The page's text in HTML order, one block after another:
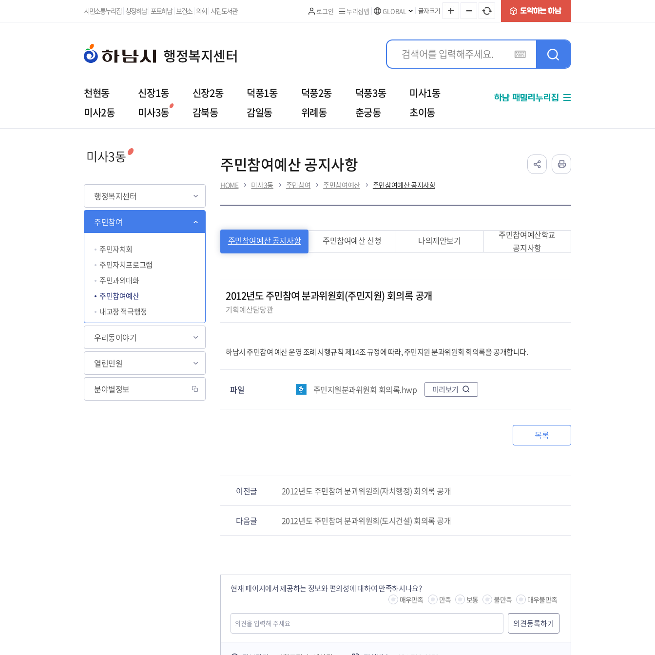
본문 바로가기
시민소통누리집 청정하남 포토하남 보건소 의회 시립도서관 로그인 누리집맵 GLOBAL 글자크기
행정복지센터
천현동 신장1동 신장2동 덕풍1동 덕풍2동 덕풍3동
미사1동
미사2동
미사3동
행정복지센터
감북동 감일동 위례동 춘궁동 초이동
하남 패밀리누리집
미사3동
행정복지센터
주민참여
주민자치회
주민자치프로그램
주민과의대화
주민참여예산
내고장 적극행정
우리동이야기
열린민원
분야별정보
주민참여예산 공지사항
HOME 미사3동 주민참여 주민참여예산 주민참여예산 공지사항
주민참여예산 공지사항 주민참여예산 신청 나의제안보기
주민참여예산학교
공지사항
2012년도 주민참여 분과위원회(주민지원) 회의록 공개
기획예산담당관
하남시 주민참여 예산 운영 조례 시행규칙 제14조 규정에 따라, 주민지원 분과위원회 회의록을 공개합니다.
파일 주민지원분과위원회 회의록.hwp 미리보기
목록
이전글 2012년도 주민참여 분과위원회(자치행정) 회의록 공개
다음글 2012년도 주민참여 분과위원회(도시건설) 회의록 공개
현재 페이지에서 제공하는 정보와 편의성에 대하여 만족하시나요?
매우만족 만족 보통 불만족 매우불만족